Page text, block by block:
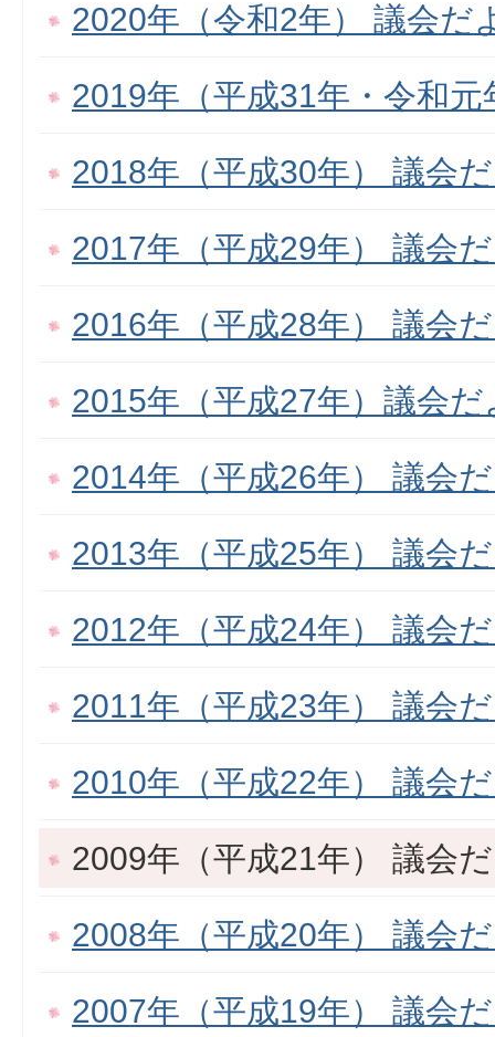
2020年（令和2年） 議会だ
2019年（平成31年・令和
2018年（平成30年） 議会
2017年（平成29年） 議会
2016年（平成28年） 議会
2015年（平成27年）議会だ
2014年（平成26年） 議会
2013年（平成25年） 議会
2012年（平成24年） 議会
2011年（平成23年） 議会
2010年（平成22年） 議会
2009年（平成21年） 議会
2008年（平成20年） 議会
2007年（平成19年） 議会